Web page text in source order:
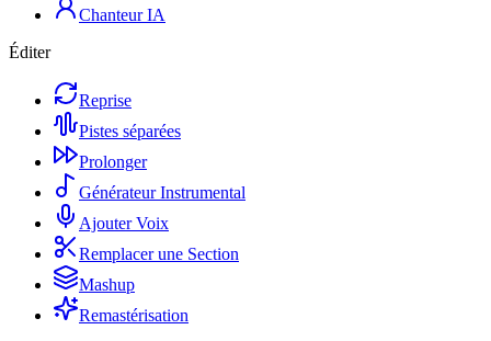
Chanteur IA
Éditer
Reprise
Pistes séparées
Prolonger
Générateur Instrumental
Ajouter Voix
Remplacer une Section
Mashup
Remastérisation